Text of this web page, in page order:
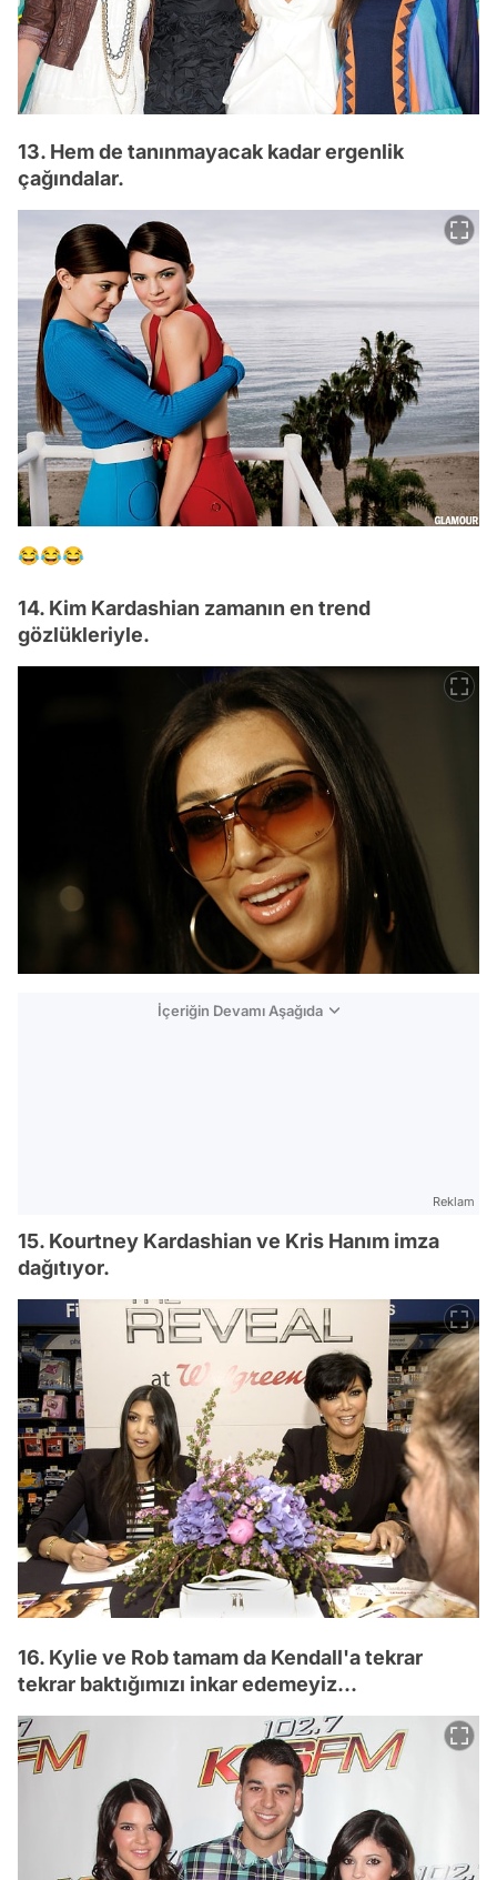
13. Hem de tanınmayacak kadar ergenlik
çağındalar.
😂😂😂
14. Kim Kardashian zamanın en trend
gözlükleriyle.
İçeriğin Devamı Aşağıda
Reklam
15. Kourtney Kardashian ve Kris Hanım imza
dağıtıyor.
16. Kylie ve Rob tamam da Kendall'a tekrar
tekrar baktığımızı inkar edemeyiz...